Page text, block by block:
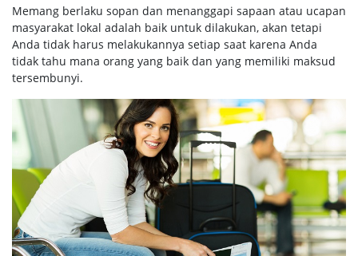
Memang berlaku sopan dan menanggapi sapaan atau ucapan
masyarakat lokal adalah baik untuk dilakukan, akan tetapi
Anda tidak harus melakukannya setiap saat karena Anda
tidak tahu mana orang yang baik dan yang memiliki maksud
tersembunyi.